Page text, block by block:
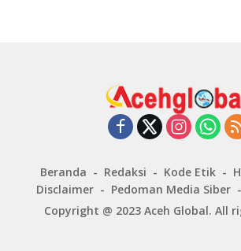
Beranda Redaksi Kode Etik
Disclaimer
Pedoman Media Siber
Copyright @ 2023 Aceh Global. All